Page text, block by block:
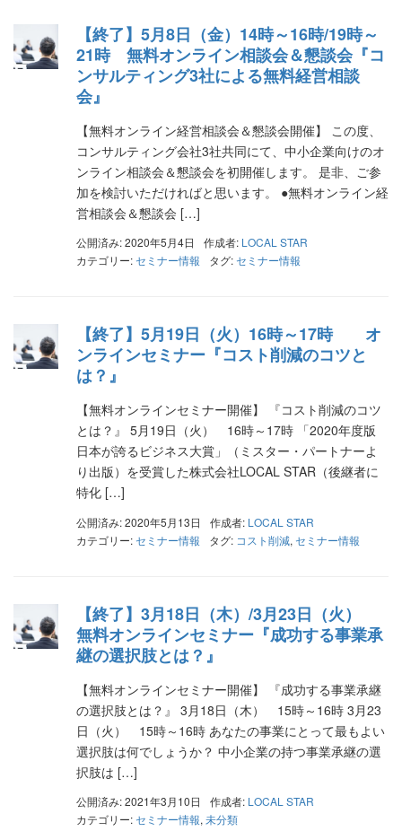
【終了】5月8日（金）14時～16時/19時～
21時 無料オンライン相談会＆懇談会『コ
ンサルティング3社による無料経営相談
会』
【無料オンライン経営相談会＆懇談会開催】 この度、
コンサルティング会社3社共同にて、中小企業向けのオ
ンライン相談会＆懇談会を初開催します。 是非、ご参
加を検討いただければと思います。 ●無料オンライン経
営相談会＆懇談会 […]
公開済み: 2020年5月4日 作成者: LOCAL STAR
カテゴリー:セミナー情報 タグ:セミナー情報
【終了】5月19日（火）16時～17時 オ
ンラインセミナー『コスト削減のコツと
は？』
【無料オンラインセミナー開催】 『コスト削減のコツ
とは？』 5月19日（火） 16時～17時 「2020年度版
日本が誇るビジネス大賞」（ミスター・パートナーよ
り出版）を受賞した株式会社LOCAL STAR（後継者に
特化 […]
公開済み: 2020年5月13日 作成者: LOCAL STAR
カテゴリー:セミナー情報 タグ: コスト削減, セミナー情報
【終了】3月18日（木）/3月23日（火）
無料オンラインセミナー『成功する事業承
継の選択肢とは？』
【無料オンラインセミナー開催】 『成功する事業承継
の選択肢とは？』 3月18日（木） 15時～16時 3月23
日（火） 15時～16時 あなたの事業にとって最もよい
選択肢は何でしょうか？ 中小企業の持つ事業承継の選
択肢は […]
公開済み: 2021年3月10日 作成者: LOCAL STAR
カテゴリー:セミナー情報, 未分類